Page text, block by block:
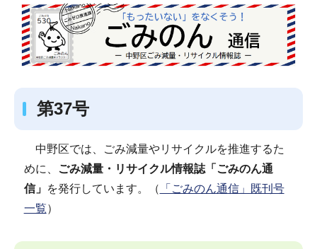
第37号
中野区では、ごみ減量やリサイクルを推進するた
めに、
ごみ減量・リサイクル情報誌「ごみのん通
信」 を発行しています。（ 「ごみのん通信」既刊号
一覧）